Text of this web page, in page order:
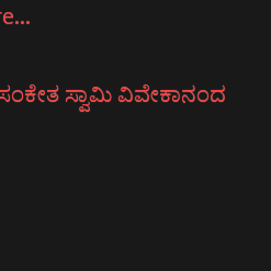
ಸ್ವಾಮಿ ವಿವೇಕಾನಂದ